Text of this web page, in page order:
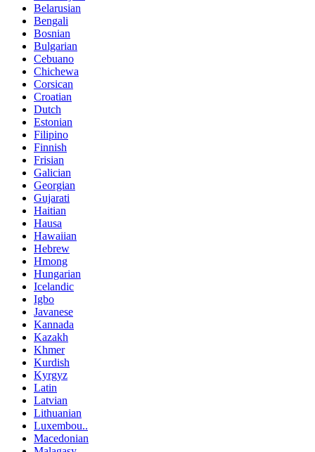
Belarusian
Bengali
Bosnian
Bulgarian
Cebuano
Chichewa
Corsican
Croatian
Dutch
Estonian
Filipino
Finnish
Frisian
Galician
Georgian
Gujarati
Haitian
Hausa
Hawaiian
Hebrew
Hmong
Hungarian
Icelandic
Igbo
Javanese
Kannada
Kazakh
Khmer
Kurdish
Kyrgyz
Latin
Latvian
Lithuanian
Luxembou..
Macedonian